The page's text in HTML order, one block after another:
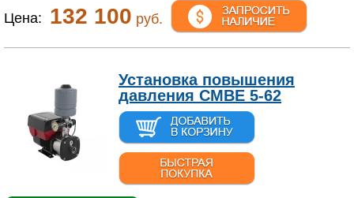
Цена: 132 100 руб.
Установка повышения
давления CMBE 5-62